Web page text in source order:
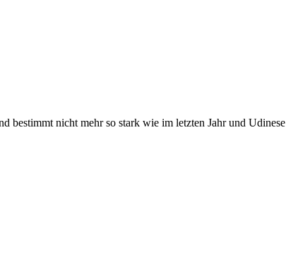
bestimmt nicht mehr so stark wie im letzten Jahr und Udinese